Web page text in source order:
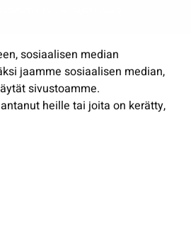
sosiaalisen median
jaamme sosiaalisen median,
sivustoamme.
heille tai joita on kerätty,